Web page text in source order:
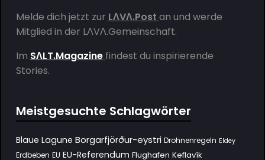
Melde dich jetzt zur LΛVΛ.Post an und werde
Mitglied in der LΛVΛ.Gemeinschaft.
Im SΛLT.Magazine findest du inspirierende
Stories.
Meistgesuchte Schlagwörter
Blaue Lagune Borgarfjörður-eystri Drohnenregeln Eldey
Erdbeben EU EU-Referendum Flughafen Keflavík